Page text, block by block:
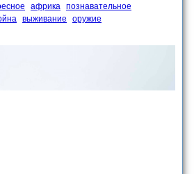
африка
познавательное
выживание оружие